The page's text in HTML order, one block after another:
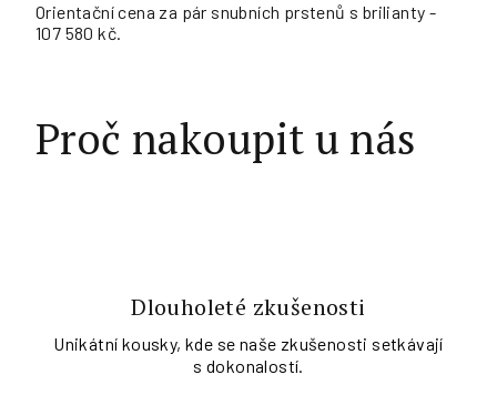
Orientační cena za pár snubních prstenů s brilianty -
107 580 kč.
Proč nakoupit u nás
Dlouholeté zkušenosti
Unikátní kousky, kde se naše zkušenosti setkávají
s dokonalostí.